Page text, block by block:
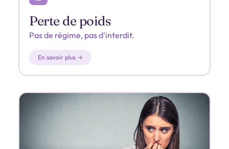
Perte de poids
Pas de régime, pas d'interdit.
En savoir plus →